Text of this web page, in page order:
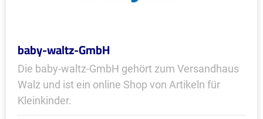
baby-waltz-GmbH
Die baby-waltz-GmbH gehört zum Versandhaus
Walz und ist ein online Shop von Artikeln für
Kleinkinder.